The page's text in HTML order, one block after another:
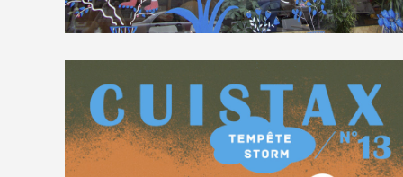
Fresques et vitrines